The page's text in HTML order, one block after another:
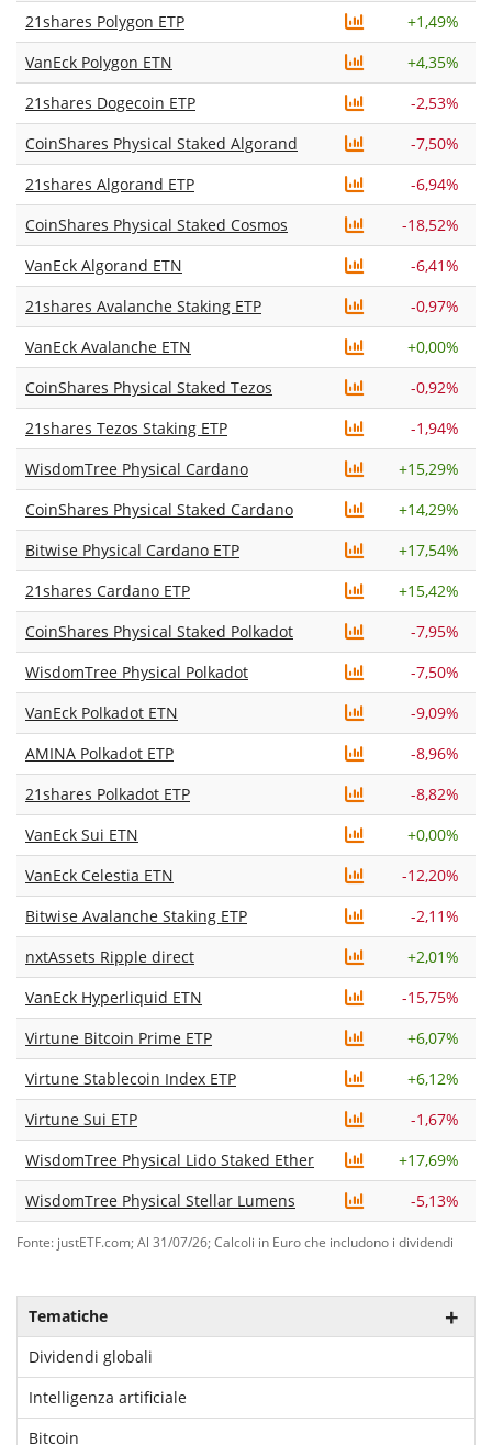
21shares Polygon ETP
+1,49%
VanEck Polygon ETN
+4,35%
21shares Dogecoin ETP
-2,53%
CoinShares Physical Staked Algorand
-7,50%
21shares Algorand ETP
-6,94%
CoinShares Physical Staked Cosmos
-18,52%
VanEck Algorand ETN
-6,41%
21shares Avalanche Staking ETP
-0,97%
VanEck Avalanche ETN
+0,00%
CoinShares Physical Staked Tezos
-0,92%
21shares Tezos Staking ETP
-1,94%
WisdomTree Physical Cardano
+15,29%
CoinShares Physical Staked Cardano
+14,29%
Bitwise Physical Cardano ETP
+17,54%
21shares Cardano ETP
+15,42%
CoinShares Physical Staked Polkadot
-7,95%
WisdomTree Physical Polkadot
-7,50%
VanEck Polkadot ETN
-9,09%
AMINA Polkadot ETP
-8,96%
21shares Polkadot ETP
-8,82%
VanEck Sui ETN
+0,00%
VanEck Celestia ETN
-12,20%
Bitwise Avalanche Staking ETP
-2,11%
nxtAssets Ripple direct
+2,01%
VanEck Hyperliquid ETN
-15,75%
Virtune Bitcoin Prime ETP
+6,07%
Virtune Stablecoin Index ETP
+6,12%
Virtune Sui ETP
-1,67%
WisdomTree Physical Lido Staked Ether
+17,69%
WisdomTree Physical Stellar Lumens
-5,13%
Fonte: justETF.com; Al 31/07/26; Calcoli in Euro che includono i dividendi
Tematiche
Dividendi globali
Intelligenza artificiale
Bitcoin